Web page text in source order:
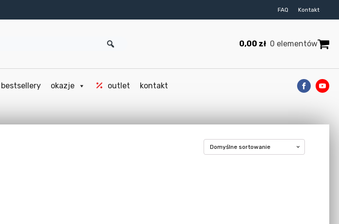
FAQ Kontakt
0,00 zł 0 elementów
bestsellery okazje outlet kontakt